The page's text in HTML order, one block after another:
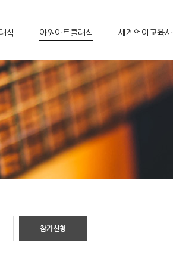
식 아원아트클래식 세계언어교육사
참가신청